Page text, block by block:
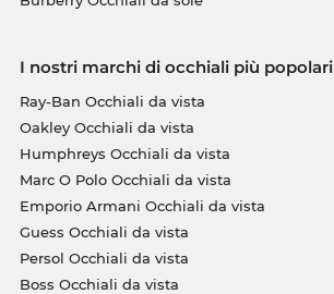
I nostri marchi di occhiali più popolari
Ray-Ban Occhiali da vista
Oakley Occhiali da vista
Humphreys Occhiali da vista
Marc O Polo Occhiali da vista
Emporio Armani Occhiali da vista
Guess Occhiali da vista
Persol Occhiali da vista
Boss Occhiali da vista